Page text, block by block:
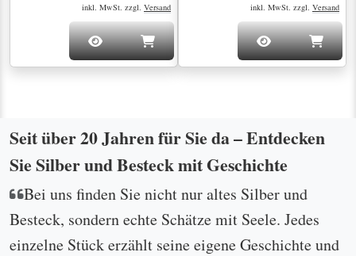
inkl. MwSt. zzgl. Versand inkl. MwSt. zzgl. Versand
Seit über 20 Jahren für Sie da – Entdecken
Sie Silber und Besteck mit Geschichte
Bei uns finden Sie nicht nur altes Silber und
Besteck, sondern echte Schätze mit Seele. Jedes
einzelne Stück erzählt seine eigene Geschichte und